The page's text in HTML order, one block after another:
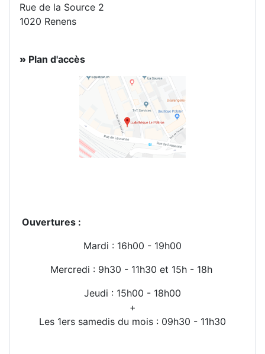
Rue de la Source 2
1020 Renens
» Plan d'accès
Ouvertures :
Mardi : 16h00 - 19h00
Mercredi : 9h30 - 11h30 et 15h - 18h
Jeudi : 15h00 - 18h00
+
Les 1ers samedis du mois : 09h30 - 11h30